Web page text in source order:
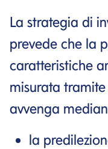
La strategia di
prevede che la
caratteristiche
misurata
avvenga
la